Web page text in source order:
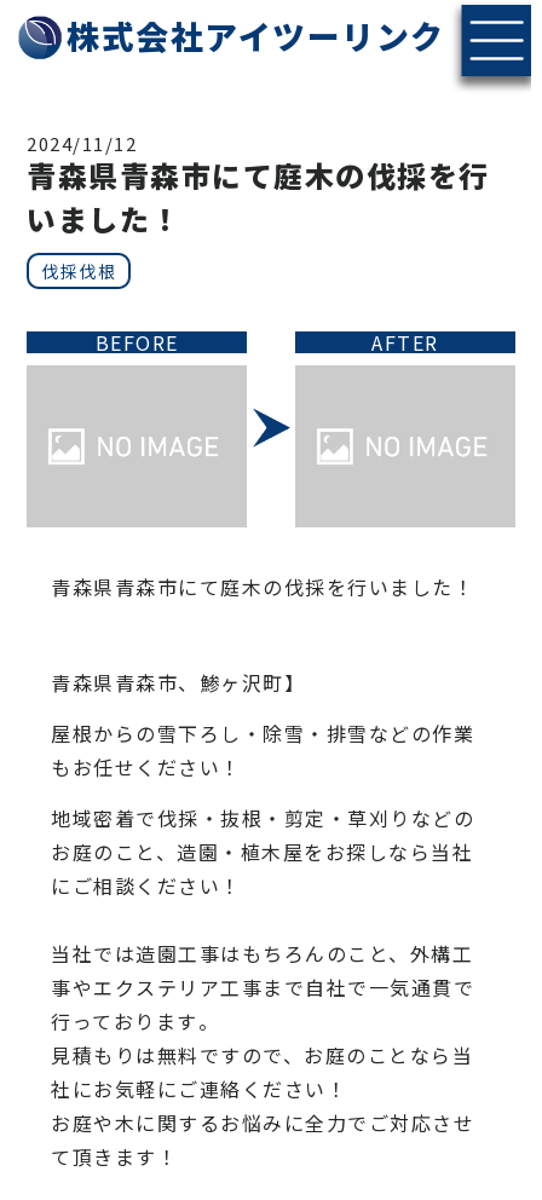
株式会社アイツーリンク
2024/11/12
青森県青森市にて庭木の伐採を行
いました！
伐採伐根
BEFORE AFTER
青森県青森市にて庭木の伐採を行いました！
青森県青森市、鯵ヶ沢町】
屋根からの雪下ろし・除雪・排雪などの作業
もお任せください！
地域密着で伐採・抜根・剪定・草刈りなどの
お庭のこと、造園・ 植木屋をお探しなら当社
にご相談ください！
当社では造園工事はもちろんのこと、 外構工
事やエクステリア工事まで自社で一気通貫で
行っております。
見積もりは無料ですので、 お庭のことなら当
社にお気軽にご連絡ください！
お庭や木に関するお悩みに全力でご対応させ
て頂きます！